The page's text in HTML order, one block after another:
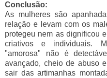
Conclusão:
As mulheres são
relação e levam com os
protegeu nem as dignificou
criativos e individuais.
"amorosa" não é
avançado, cheio de abuso
sair das artimanhas